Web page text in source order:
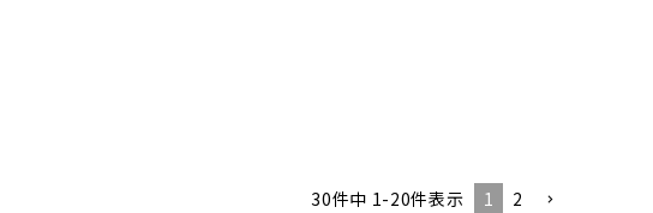
その他
30件中 1-20件表示 1 2